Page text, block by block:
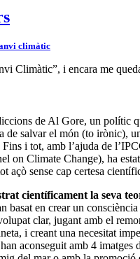
climàtic
Climàtic”, i encara me
de Al Gore, un polític
de salvar el món (to irònic),
i tot, amb l’ajuda de
on Climate Change), ha
açò sense cap certesa
científicament la seva
basat en crear un
clar, jugant amb el
i creant una necesitat
aconseguit amb 4 imatges